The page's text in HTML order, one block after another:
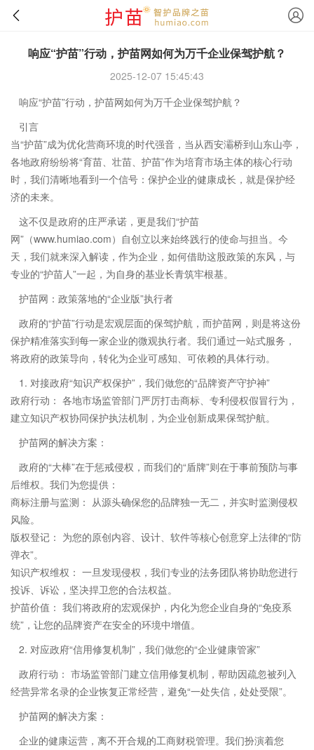
响应“护苗”行动，护苗网如何为万千企业保驾护航？
2025-12-07 15:45:43
响应“护苗”行动，护苗网如何为万千企业保驾护航？
引言
当“护苗”成为优化营商环境的时代强音，当从西安灞桥到山东山亭，
各地政府纷纷将“育苗、壮苗、护苗”作为培育市场主体的核心行动
时，我们清晰地看到一个信号：保护企业的健康成长，就是保护经
济的未来。
这不仅是政府的庄严承诺，更是我们“护苗
网”（www.humiao.com）自创立以来始终践行的使命与担当。今
天，我们就来深入解读，作为企业，如何借助这股政策的东风，与
专业的“护苗人”一起，为自身的基业长青筑牢根基。
护苗网：政策落地的“企业版”执行者
政府的“护苗”行动是宏观层面的保驾护航，而护苗网，则是将这份
保护精准落实到每一家企业的微观执行者。我们通过一站式服务，
将政府的政策导向，转化为企业可感知、可依赖的具体行动。
1. 对接政府“知识产权保护”，我们做您的“品牌资产守护神”
政府行动： 各地市场监管部门严厉打击商标、专利侵权假冒行为，
建立知识产权协同保护执法机制，为企业创新成果保驾护航。
护苗网的解决方案：
政府的“大棒”在于惩戒侵权，而我们的“盾牌”则在于事前预防与事
后维权。我们为您提供：
商标注册与监测： 从源头确保您的品牌独一无二，并实时监测侵权
风险。
版权登记： 为您的原创内容、设计、软件等核心创意穿上法律的“防
弹衣”。
知识产权维权： 一旦发现侵权，我们专业的法务团队将协助您进行
投诉、诉讼，坚决捍卫您的合法权益。
护苗价值： 我们将政府的宏观保护，内化为您企业自身的“免疫系
统”，让您的品牌资产在安全的环境中增值。
2. 对应政府“信用修复机制”，我们做您的“企业健康管家”
政府行动： 市场监管部门建立信用修复机制，帮助因疏忽被列入
经营异常名录的企业恢复正常经营，避免“一处失信，处处受限”。
护苗网的解决方案：
企业的健康运营，离不开合规的工商财税管理。我们扮演着您